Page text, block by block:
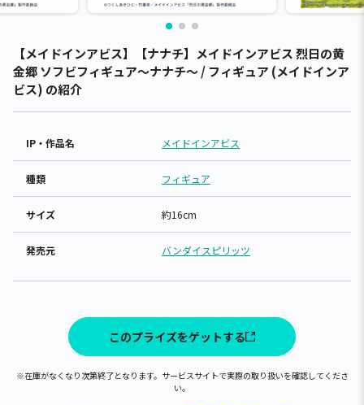
【メイドインアビス】【ナナチ】メイドインアビス 烈日の黄
金郷 ソフビフィギュア～ナナチ～ / フィギュア (メイドインア
ビス) の紹介
IP・作品名 メイドインアビス
種類 フィギュア
サイズ 約16cm
発売元 バンダイスピリッツ
このプライズをゲットする
※在庫がなくなり次第終了となります。サービスサイトで実際の取り扱いを確認してくださ
い。